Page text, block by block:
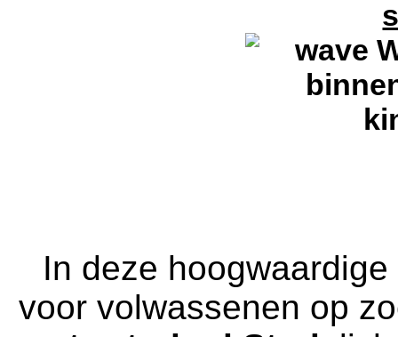
In deze hoogwaardige
voor volwassenen op